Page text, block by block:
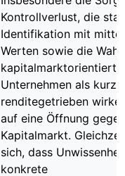
Kontrollverlust, die
Identifikation mit
Werten sowie die
Unternehmen als
renditegetrieben
auf eine Öffnung
Kapitalmarkt.
sich, dass
konkrete